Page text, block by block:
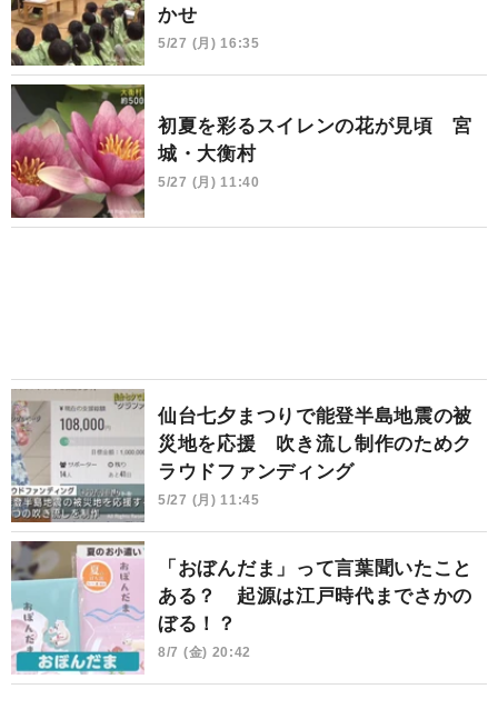
かせ
5/27 (月) 16:35
初夏を彩るスイレンの花が見頃 宮
城・大衡村
5/27 (月) 11:40
仙台七夕まつりで能登半島地震の被
災地を応援 吹き流し制作のためク
ラウドファンディング
5/27 (月) 11:45
「おぼんだま」って言葉聞いたこと
ある？ 起源は江戸時代までさかの
ぼる！？
8/7 (金) 20:42